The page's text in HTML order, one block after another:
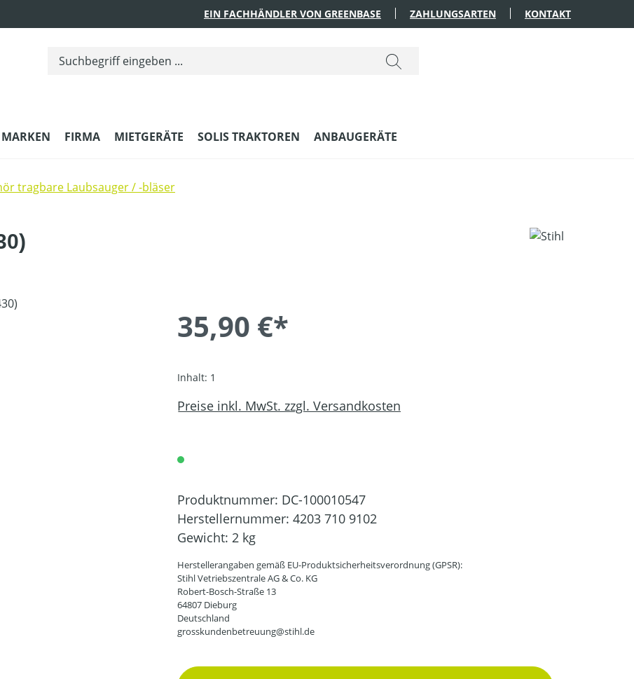
EIN FACHHÄNDLER VON GREENBASE ZAHLUNGSARTEN KONTAKT
MARKEN FIRMA MIETGERÄTE SOLIS TRAKTOREN ANBAUGERÄTE
tragbare Laubsauger / -bläser
35,90 €*
Inhalt: 1
Preise inkl. MwSt. zzgl. Versandkosten
Produktnummer: DC-100010547
Herstellernummer: 4203 710 9102
Gewicht: 2 kg
Herstellerangaben gemäß EU-Produktsicherheitsverordnung (GPSR):
Stihl Vetriebszentrale AG & Co. KG
Robert-Bosch-Straße 13
64807 Dieburg
Deutschland
grosskundenbetreuung@stihl.de